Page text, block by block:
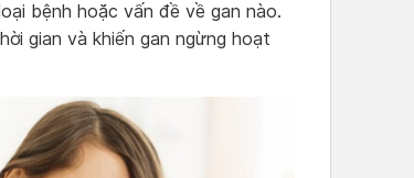
bệnh hoặc vấn đề về gan nào.
gian và khiến gan ngừng hoạt